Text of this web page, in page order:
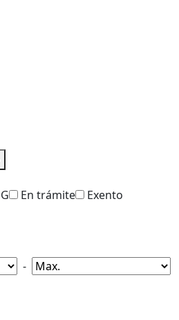
G En trámite
Exento
-